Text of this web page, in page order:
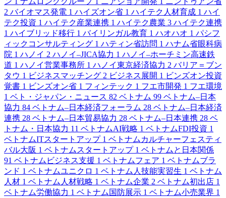
2 バイオマス発電 1 ハイズオン省 1 ハイテク人材育成 1 ハイ
テク投資 1 ハイテク産業連携 1 ハイテク農業 3 ハイテク連携
1 ハイブリッド移行 1 バイリンガル教育 1 ハオハオ 1 パシフ
ィックコンサルティング 1 ハティン省訪問 1 ハナム省眼科病
院 1 ハノイ 2 ハノイ–JICA協力 1 ハノイ–ホーチミン高速鉄
道 1 ハノイ営業事務所 1 ハノイ東京経済協力 2 バリア＝ブン
タウ 1 ビジネスマッチング 2 ビジネス展開 1 ビンズオン投資
覚書 1 ビンズオン省 1 フィンテック 1 フエ市開発 1 フエ環境
1 ベト・ジャパン・ニュース 82 ベトナム 99 ベトナム–日本
協力 84 ベトナム–日本経済フォーラム 28 ベトナム–日本経済
連携 28 ベトナム–日本貿易協力 28 ベトナム–日本連携 28 ベ
トナム・日本協力 11 ベトナムAI戦略 1 ベトナムFDI投資 1
ベトナムITスタートアップ 1 ベトナムカルチャーフェスティ
バル大阪 1 ベトナムスタートアップ 1 ベトナムと日本関係
91 ベトナムビジネス支援 1 ベトナムフェア 1 ベトナムブラ
ンド 1 ベトナムユニクロ 1 ベトナム人技能実習生 1 ベトナム
人材 1 ベトナム人材戦略 1 ベトナム企業 2 ベトナム初出店 1
ベトナム労働協力 1 ベトナム国防展示 1 ベトナム小売業界 1